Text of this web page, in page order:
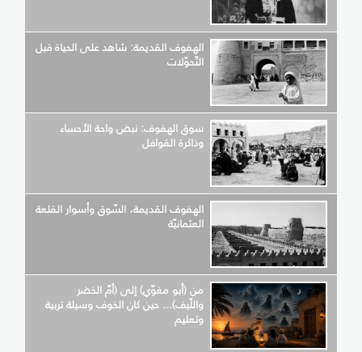
الهفوف القديمة: شاهد على الحياة قبل
التّحوّلات
سوق الهفوف: نبض واحة الأحساء
وذاكرة القوافل
الهفوف القديمة، السّوق وأسوار القلعة
العثمانيّة
من (أبو مغوّي) إلى (أمّ الخضر
واللّيف)... حين كان الخوف وسيلة تربية
وتعليم